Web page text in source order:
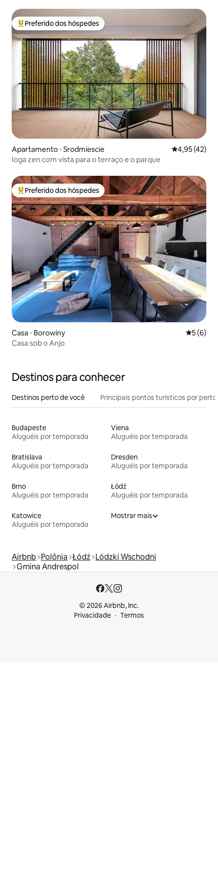
Entre os melhores preferidos dos hóspedes
Preferido dos hóspedes
Apartamento ⋅ Srodmiescie 4,95 de uma
4,95 (42)
Ioga zen com vista para o terraço e o parque
Entre os melhores preferidos dos hóspedes
Preferido dos hóspedes
Casa ⋅ Borowiny 5 de
5 (6)
Casa sob o Anjo
Destinos para conhecer
Destinos perto de você Principais pontos turísticos por perto
Budapeste
Aluguéis por temporada
Viena
Aluguéis por temporada
Bratislava
Aluguéis por temporada
Dresden
Aluguéis por temporada
Brno
Aluguéis por temporada
Łódź
Aluguéis por temporada
Katowice
Aluguéis por temporada
Mostrar mais
Airbnb Polônia Łódź Lódzki Wschodni
Gmina Andrespol
© 2026 Airbnb, Inc.
Privacidade
Termos